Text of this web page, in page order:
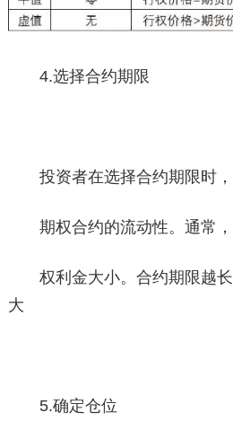
4.选择合约期限
投资者在选择合约期限时
期权合约的流动性。通常
权利金大小。合约期限越
大
5.确定仓位